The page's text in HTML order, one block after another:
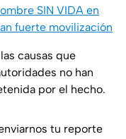
SIN VIDA en
fuerte movilización
causas que
no han
por el hecho.
tu reporte